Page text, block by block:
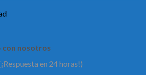
con nosotros
en 24 horas!)